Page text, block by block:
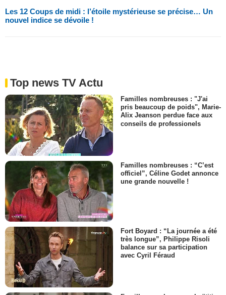
Les 12 Coups de midi : l’étoile mystérieuse se précise… Un
nouvel indice se dévoile !
Top news TV Actu
Familles nombreuses : "J'ai
pris beaucoup de poids", Marie-
Alix Jeanson perdue face aux
conseils de professionels
Familles nombreuses : “C’est
officiel”, Céline Godet annonce
une grande nouvelle !
Fort Boyard : “La journée a été
très longue”, Philippe Risoli
balance sur sa participation
avec Cyril Féraud